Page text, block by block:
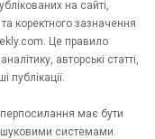
на сайті,
коректного зазначення
Це правило
авторські статті,
публікації.
має бути
системами.